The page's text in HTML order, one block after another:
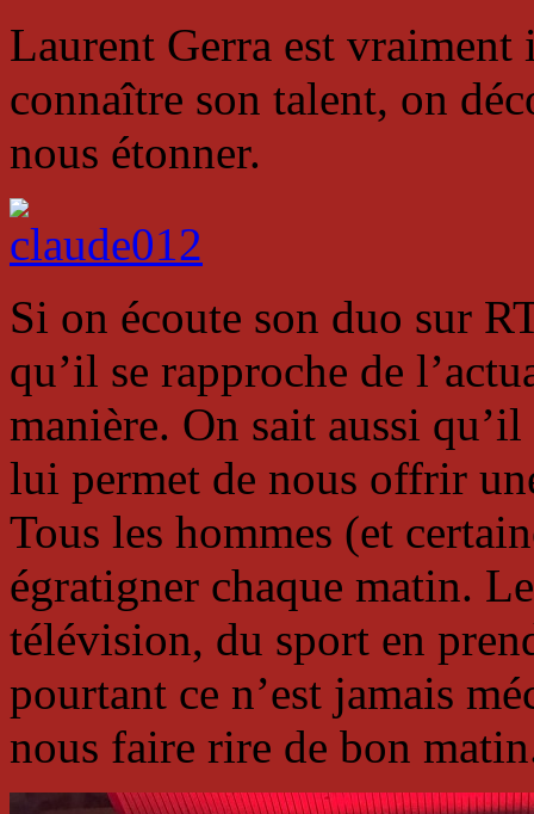
Laurent Gerra est vraiment
connaître son talent, on
nous étonner.
Si on écoute son duo sur
qu’il se rapproche de
manière. On sait aussi
lui permet de nous offrir
Tous les hommes (et
égratigner chaque matin.
télévision, du sport en
pourtant ce n’est jamais
nous faire rire de bon